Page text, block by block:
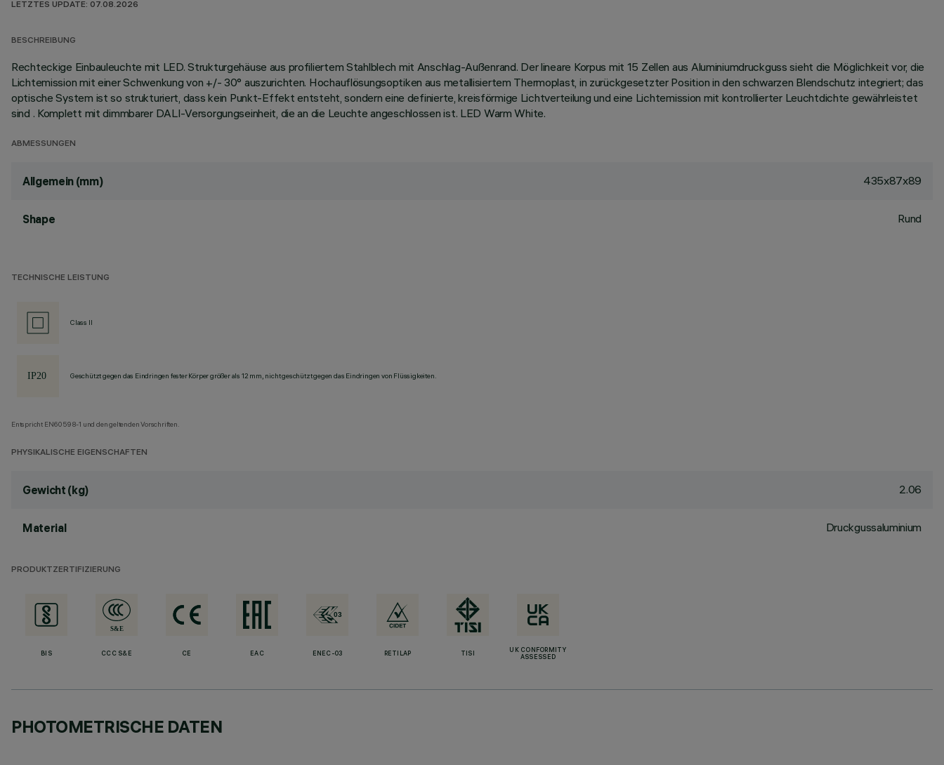
LETZTES UPDATE: 07.08.2026
BESCHREIBUNG
Rechteckige Einbauleuchte mit LED. Strukturgehäuse aus profiliertem Stahlblech mit Anschlag-Außenrand. Der lineare Korpus mit 15 Zellen aus Aluminiumdruckguss sieht die Möglichkeit vor, die
Lichtemission mit einer Schwenkung von +/- 30° auszurichten. Hochauflösungsoptiken aus metallisiertem Thermoplast, in zurückgesetzter Position in den schwarzen Blendschutz integriert; das
optische System ist so strukturiert, dass kein Punkt-Effekt entsteht, sondern eine definierte, kreisförmige Lichtverteilung und eine Lichtemission mit kontrollierter Leuchtdichte gewährleistet
sind . Komplett mit dimmbarer DALI-Versorgungseinheit, die an die Leuchte angeschlossen ist. LED Warm White.
ABMESSUNGEN
Allgemein (mm) 435x87x89
Shape Rund
TECHNISCHE LEISTUNG
Class II
Geschützt gegen das Eindringen fester Körper größer als 12 mm, nicht geschützt gegen das Eindringen von Flüssigkeiten.
Entspricht EN60598-1 und den geltenden Vorschriften.
PHYSIKALISCHE EIGENSCHAFTEN
Gewicht (kg) 2.06
Material Druckgussaluminium
PRODUKTZERTIFIZIERUNG
BIS CCC S&E CE EAC ENEC-03 RETILAP TISI
UK CONFORMITY
ASSESSED
PHOTOMETRISCHE DATEN